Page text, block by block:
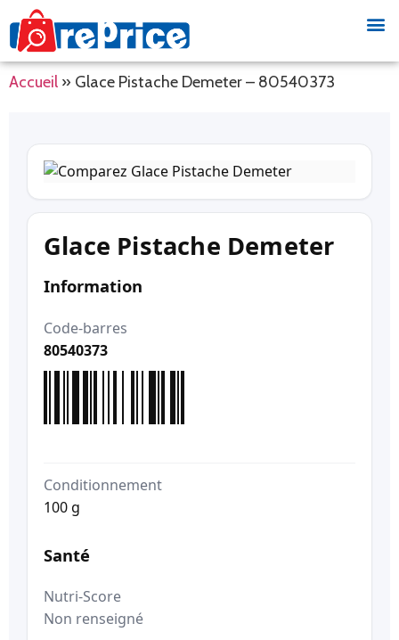
Accueil » Glace Pistache Demeter – 80540373
Glace Pistache Demeter
Information
Code-barres
80540373
Conditionnement
100 g
Santé
Nutri-Score
Non renseigné